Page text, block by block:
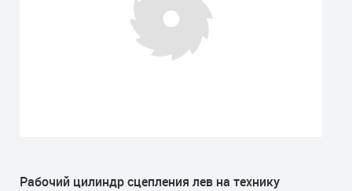
Рабочий цилиндр сцепления лев на технику